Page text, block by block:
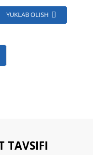
YUKLAB OLISH
TAVSIFI